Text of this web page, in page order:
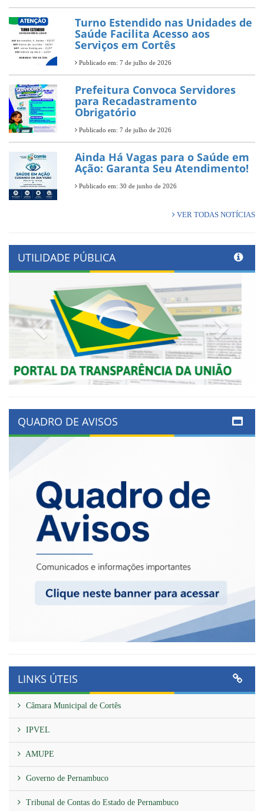
Turno Estendido nas Unidades de
Saúde Facilita Acesso aos
Serviços em Cortês
Publicado em: 7 de julho de 2026
Prefeitura Convoca Servidores
para Recadastramento
Obrigatório
Publicado em: 7 de julho de 2026
Ainda Há Vagas para o Saúde em
Ação: Garanta Seu Atendimento!
Publicado em: 30 de junho de 2026
VER TODAS NOTÍCIAS
UTILIDADE PÚBLICA
Previous
QUADRO DE AVISOS
LINKS ÚTEIS
Câmara Municipal de Cortês
IPVEL
AMUPE
Governo de Pernambuco
Tribunal de Contas do Estado de Pernambuco